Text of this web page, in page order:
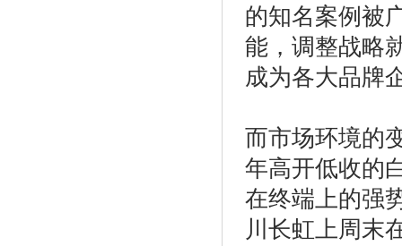
的知名案例被
能，调整战略
成为各大品牌
而市场环境的
年高开低收的
在终端上的强
川长虹上周末